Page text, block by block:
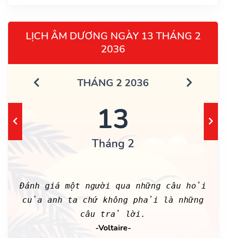
LỊCH ÂM DƯƠNG NGÀY 13 THÁNG 2
2036
THÁNG 2 2036
13
Tháng 2
Đánh giá một người qua những câu hỏi
của anh ta chứ không phải là những
câu trả lời.
-Voltaire-